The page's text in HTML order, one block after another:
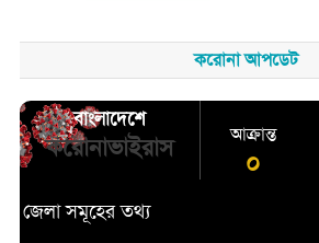
করোনা আপডেট
বাংলাদেশে
করোনাভাইরাস আক্রান্ত
০
সমূহের তথ্য